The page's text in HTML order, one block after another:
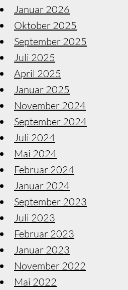
Januar 2026
Oktober 2025
September 2025
Juli 2025
April 2025
Januar 2025
November 2024
September 2024
Juli 2024
Mai 2024
Februar 2024
Januar 2024
September 2023
Juli 2023
Februar 2023
Januar 2023
November 2022
Mai 2022